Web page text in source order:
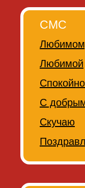
СМС
Любимой
С
Скучаю